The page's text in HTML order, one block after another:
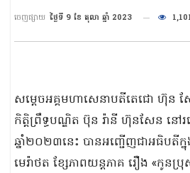
ចេញផ្សាយ ថ្ងៃទី 9 ខែ តុលា ឆ្នាំ 2023
សម្តេចអគ្គមហាសេនាបតីតេជោ ហ៊ុន
កិត្តិព្រឹទ្ធបណ្ឌិត ប៊ុន រ៉ានី ហ៊ុនសែន នៅ
ឆ្នាំ២០២៣នេះ បានអញ្ជើញជាអធិបតីក្
មេរ៉ាថត ខ្សែភាពយន្តភាគ រឿង «កូនប្